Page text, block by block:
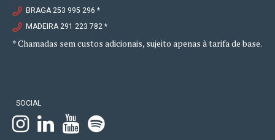
BRAGA 253 995 296 *
MADEIRA 291 223 782 *
* Chamadas sem custos adicionais, sujeito apenas à tarifa de base.
SOCIAL